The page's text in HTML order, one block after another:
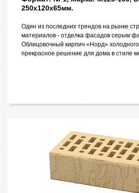
250x120x65мм.
Один из последних трендов на рынке
материалов - отделка фасадов серым
Облицовочный кирпич «Норд» холодного
прекрасное решение для дома в стиле